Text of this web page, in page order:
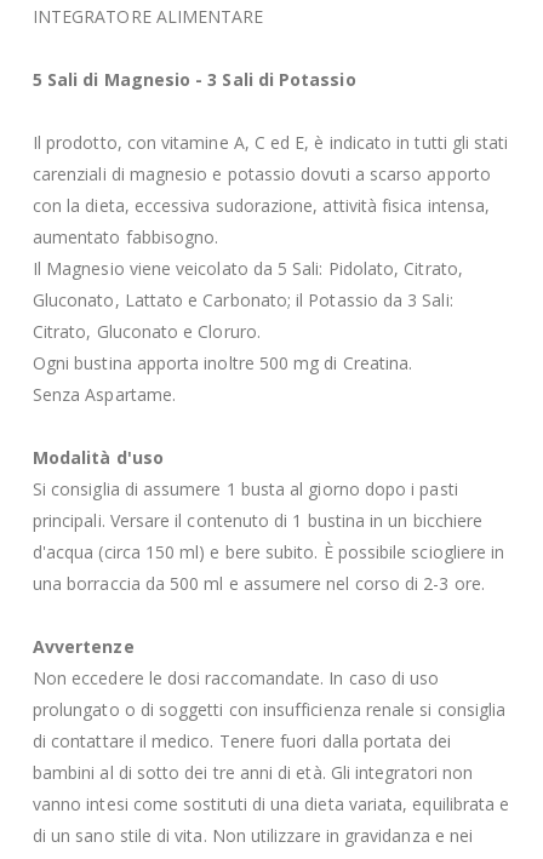
INTEGRATORE ALIMENTARE
5 Sali di Magnesio - 3 Sali di Potassio
Il prodotto, con vitamine A, C ed E, è indicato in tutti gli stati
carenziali di magnesio e potassio dovuti a scarso apporto
con la dieta, eccessiva sudorazione, attività fisica intensa,
aumentato fabbisogno.
Il Magnesio viene veicolato da 5 Sali: Pidolato, Citrato,
Gluconato, Lattato e Carbonato; il Potassio da 3 Sali:
Citrato, Gluconato e Cloruro.
Ogni bustina apporta inoltre 500 mg di Creatina.
Senza Aspartame.
Modalità d'uso
Si consiglia di assumere 1 busta al giorno dopo i pasti
principali. Versare il contenuto di 1 bustina in un bicchiere
d'acqua (circa 150 ml) e bere subito. È possibile sciogliere in
una borraccia da 500 ml e assumere nel corso di 2-3 ore.
Avvertenze
Non eccedere le dosi raccomandate. In caso di uso
prolungato o di soggetti con insufficienza renale si consiglia
di contattare il medico. Tenere fuori dalla portata dei
bambini al di sotto dei tre anni di età. Gli integratori non
vanno intesi come sostituti di una dieta variata, equilibrata e
di un sano stile di vita. Non utilizzare in gravidanza e nei